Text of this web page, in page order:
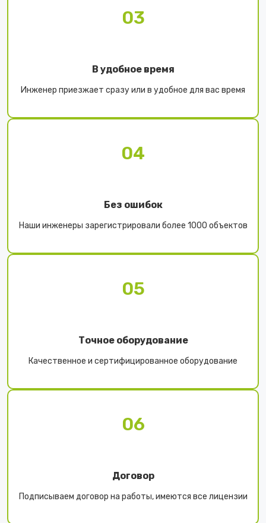
03
В удобное время
Инженер приезжает сразу или в удобное для вас время
04
Без ошибок
Наши инженеры зарегистрировали более 1000 объектов
05
Точное оборудование
Качественное и сертифицированное оборудование
06
Договор
Подписываем договор на работы, имеются все лицензии